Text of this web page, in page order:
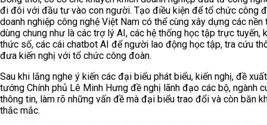
đi đôi với đầu tư vào con người. Tạo điều kiện để tổ chức công
doanh nghiệp công nghệ Việt Nam có thể cùng xây dựng các nền
dùng chung như là các trợ lý AI, các hệ thống học tập trực tuyến,
thức số, các cái chatbot AI để người lao động học tập, tra cứu
đưa kiến nghị với tổ chức công đoàn.
Sau khi lắng nghe ý kiến các đại biểu phát biểu, kiến nghị, đề
tướng Chính phủ Lê Minh Hưng đề nghị lãnh đạo các bộ, ngành
thông tin, làm rõ những vấn đề mà đại biểu trao đổi và còn băn
thắc mắc.